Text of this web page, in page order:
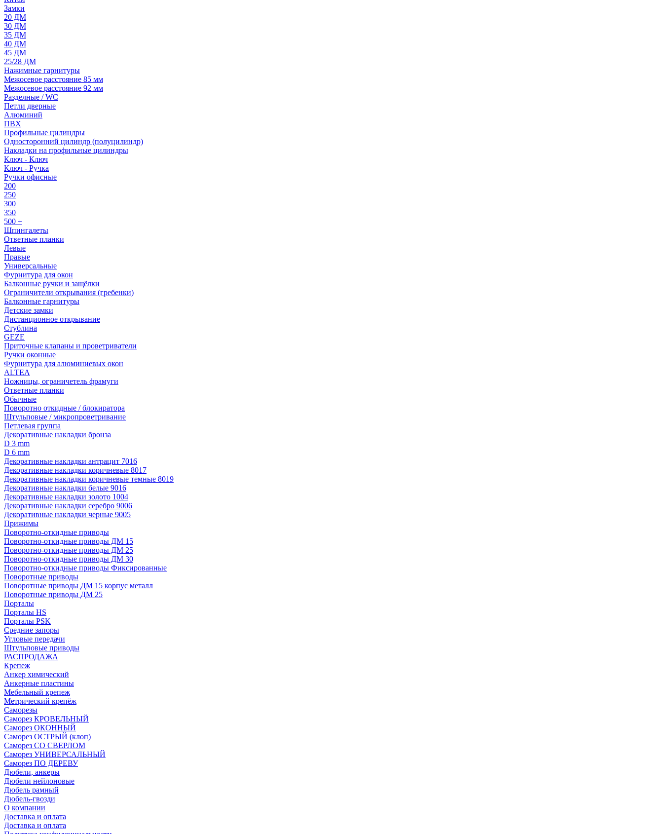
Замки
20 ДМ
30 ДМ
35 ДМ
40 ДМ
45 ДМ
25/28 ДМ
Нажимные гарнитуры
Межосевое расстояние 85 мм
Межосевое расстояние 92 мм
Разделные / WC
Петли дверные
Алюминий
ПВХ
Профильные цилиндры
Односторонний цилиндр (полуцилиндр)
Накладки на профильные цилиндры
Ключ - Ключ
Ключ - Ручка
Ручки офисные
200
250
300
350
500 +
Шпингалеты
Ответные планки
Левые
Правые
Универсальные
Фурнитура для окон
Балконные ручки и защёлки
Ограничители открывания (гребенки)
Балконные гарнитуры
Детские замки
Дистанционное открывание
Стублина
GEZE
Приточные клапаны и проветриватели
Ручки оконные
Фурнитура для алюминиевых окон
ALTEA
Ножницы, ограничетель фрамуги
Ответные планки
Обычные
Поворотно откидные / блокиратора
Штульповые / микропроветривание
Петлевая группа
Декоративные накладки бронза
D 3 mm
D 6 mm
Декоративные накладки антрацит 7016
Декоративные накладки коричневые 8017
Декоративные накладки коричневые темные 8019
Декоративные накладки белые 9016
Декоративные накладки золото 1004
Декоративные накладки серебро 9006
Декоративные накладки черные 9005
Прижимы
Поворотно-откидные приводы
Поворотно-откидные приводы ДМ 15
Поворотно-откидные приводы ДМ 25
Поворотно-откидные приводы ДМ 30
Поворотно-откидные приводы Фиксированные
Поворотные приводы
Поворотные приводы ДМ 15 корпус металл
Поворотные приводы ДМ 25
Порталы
Порталы HS
Порталы PSK
Средние запоры
Угловые передачи
Штульповые приводы
РАСПРОДАЖА
Крепеж
Анкер химический
Анкерные пластины
Мебельный крепеж
Метрический крепёж
Саморезы
Саморез КРОВЕЛЬНЫЙ
Саморез ОКОННЫЙ
Саморез ОСТРЫЙ (клоп)
Саморез СО СВЕРЛОМ
Саморез УНИВЕРСАЛЬНЫЙ
Саморез ПО ДЕРЕВУ
Дюбели, анкеры
Дюбели нейлоновые
Дюбель рамный
Дюбель-гвозди
О компании
Доставка и оплата
Доставка и оплата